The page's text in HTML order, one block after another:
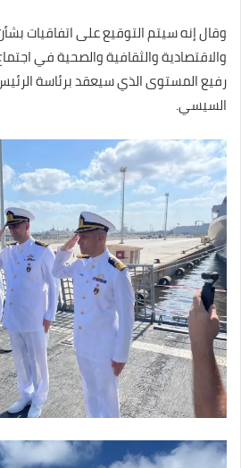
وقال إنه سيتم التوقيع على اتفاقيات
والاقتصادية والثقافية والصحية في
‏رفيع المستوى الذي سيعقد برئاسة
السيسي‎.‎